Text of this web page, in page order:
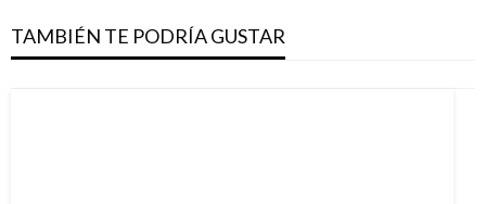
TAMBIÉN TE PODRÍA GUSTAR